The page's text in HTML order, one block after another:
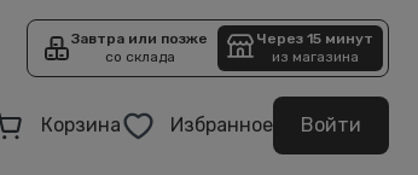
Завтра или позже
со склада
Через 15 минут
из магазина
Корзина Избранное Войти